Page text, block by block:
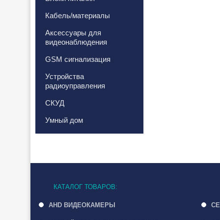
Кабель/материалы
Аксессуары для
видеонаблюдения
GSM сигнализация
Устройства
радиоуправления
СКУД
Умный дом
КАТАЛОГ ТОВАРОВ:
AHD ВИДЕОКАМЕРЫ